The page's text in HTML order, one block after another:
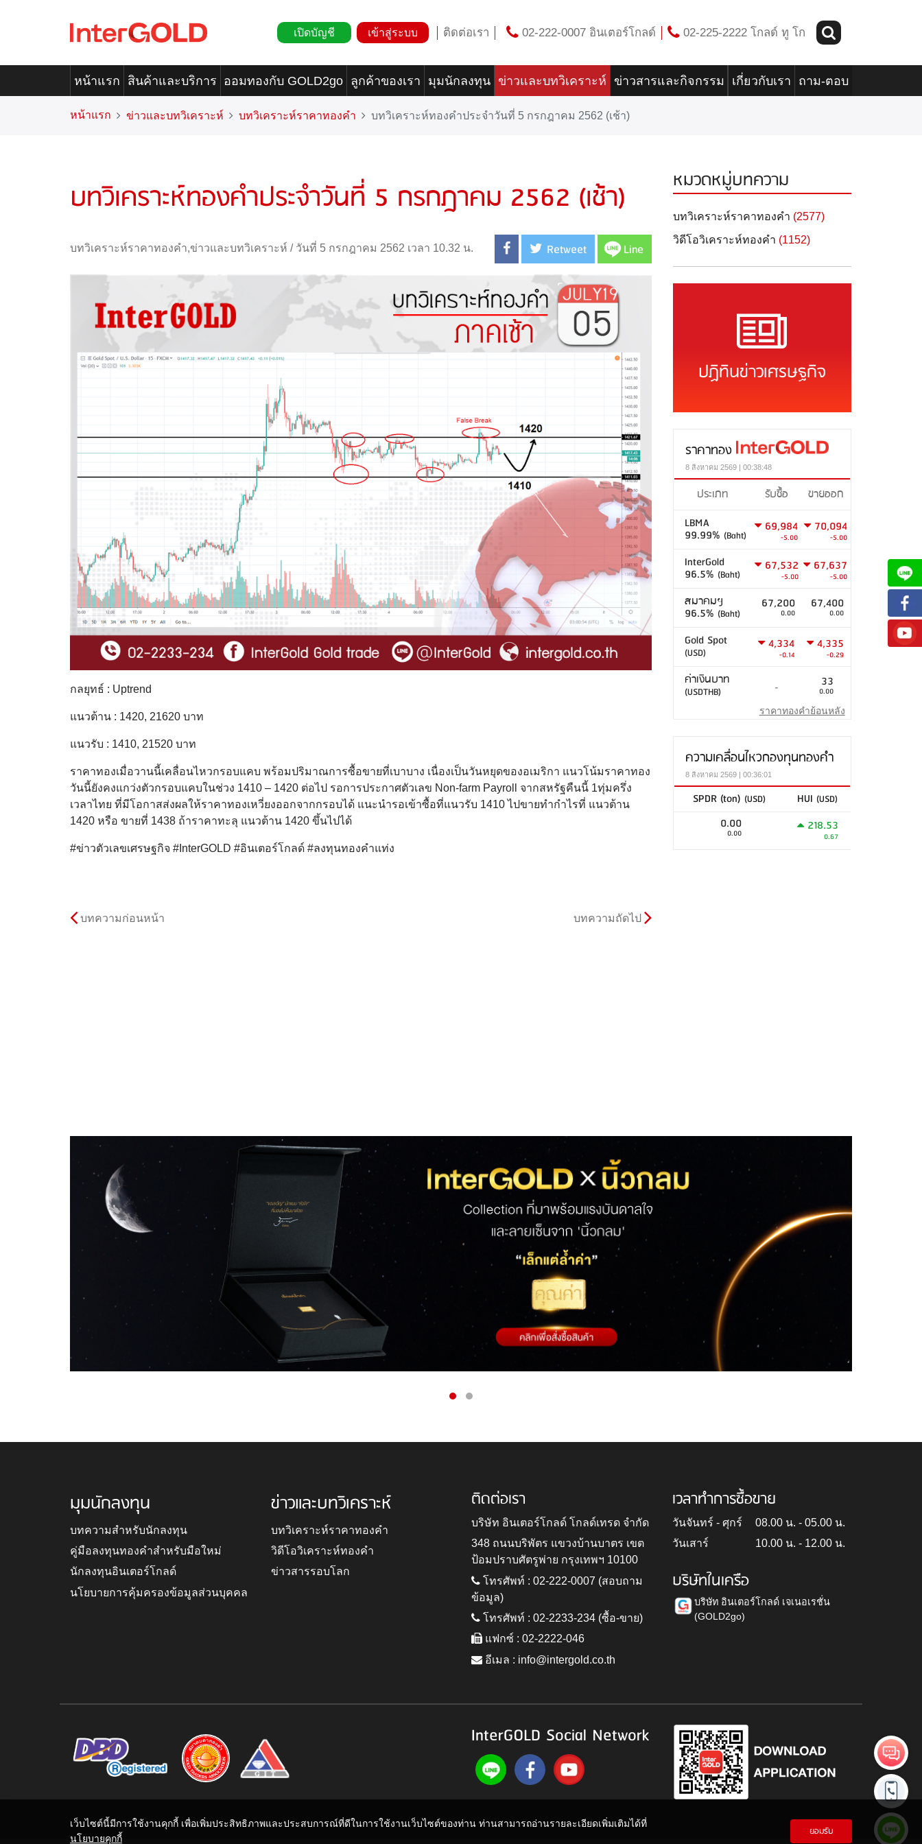
เปิดบัญชี เข้าสู่ระบบ ติดต่อเรา 02-222-0007 อินเตอร์โกลด์ 02-225-2222 โกลด์ ทู โก
หน้าแรก สินค้าและบริการ ออมทองกับ GOLD2go ลูกค้าของเรา มุมนักลงทุน ข่าวและบทวิเคราะห์ ข่าวสารและกิจกรรม เกี่ยวกับเรา ถาม-ตอบ
หน้าแรก ข่าวและบทวิเคราะห์ บทวิเคราะห์ราคาทองคำ บทวิเคราะห์ทองคำประจำวันที่ 5 กรกฎาคม 2562 (เช้า)
บทวิเคราะห์ทองคำประจำวันที่ 5 กรกฎาคม 2562 (เช้า)
บทวิเคราะห์ราคาทองคำ,ข่าวและบทวิเคราะห์ / วันที่ 5 กรกฎาคม 2562 เวลา 10.32 น. Retweet Line
กลยุทธ์ : Uptrend
แนวต้าน : 1420, 21620 บาท
แนวรับ : 1410, 21520 บาท
ราคาทองเมื่อวานนี้เคลื่อนไหวกรอบแคบ พร้อมปริมาณการซื้อขายที่เบาบาง เนื่องเป็นวันหยุดของอเมริกา แนวโน้มราคาทอง
วันนี้ยังคงแกว่งตัวกรอบแคบในช่วง 1410 – 1420 ต่อไป รอการประกาศตัวเลข Non-farm Payroll จากสหรัฐคืนนี้ 1ทุ่มครึ่ง
เวลาไทย ที่มีโอกาสส่งผลให้ราคาทองเหวี่ยงออกจากกรอบได้ แนะนำรอเข้าซื้อที่แนวรับ 1410 ไปขายทำกำไรที่ แนวต้าน
1420 หรือ ขายที่ 1438 ถ้าราคาทะลุ แนวต้าน 1420 ขึ้นไปได้
#ข่าวตัวเลขเศรษฐกิจ #InterGOLD #อินเตอร์โกลด์ #ลงทุนทองคำแท่ง
บทความก่อนหน้า บทความถัดไป
หมวดหมู่บทความ
บทวิเคราะห์ราคาทองคำ (2577)
วิดีโอวิเคราะห์ทองคำ (1152)
ปฏิทินข่าวเศรษฐกิจ
ราคาทอง
8 สิงหาคม 2569 | 00:38:48
ประเภท รับซื้อ
ขายออก
LBMA
99.99% (Baht)
69,984
-5.00
70,094
-5.00
InterGold
96.5% (Baht)
67,532
-5.00
67,637
-5.00
สมาคมฯ
96.5% (Baht)
67,200
0.00
67,400
0.00
Gold Spot
(USD)
4,334
-0.14
4,335
-0.29
ค่าเงินบาท
(USDTHB) - 33
0.00
ราคาทองคำย้อนหลัง
ความเคลื่อนไหวกองทุนทองคำ
8 สิงหาคม 2569 | 00:36:01
SPDR (ton) (USD) HUI (USD)
0.00
0.00 218.53
0.67
มุมนักลงทุน
บทความสำหรับนักลงทุน
คู่มือลงทุนทองคำสำหรับมือใหม่
นักลงทุนอินเตอร์โกลด์
นโยบายการคุ้มครองข้อมูลส่วนบุคคล
ข่าวและบทวิเคราะห์
บทวิเคราะห์ราคาทองคำ
วิดีโอวิเคราะห์ทองคำ
ข่าวสารรอบโลก
ติดต่อเรา
บริษัท อินเตอร์โกลด์ โกลด์เทรด จำกัด
348 ถนนบริพัตร แขวงบ้านบาตร เขต
ป้อมปราบศัตรูพ่าย กรุงเทพฯ 10100
โทรศัพท์ : 02-222-0007 (สอบถาม
ข้อมูล)
โทรศัพท์ : 02-2233-234 (ซื้อ-ขาย)
แฟกซ์ : 02-2222-046
อีเมล : info@intergold.co.th
เวลาทำการซื้อขาย
วันจันทร์ - ศุกร์
08.00 น. - 05.00 น.
วันเสาร์
10.00 น. - 12.00 น.
บริษัทในเครือ
บริษัท อินเตอร์โกลด์ เจเนอเรชั่น
(GOLD2go)
InterGOLD Social Network
เว็บไซต์นี้มีการใช้งานคุกกี้ เพื่อเพิ่มประสิทธิภาพและประสบการณ์ที่ดีในการใช้งานเว็บไซต์ของท่าน ท่านสามารถอ่านรายละเอียดเพิ่มเติมได้ที่
นโยบายคุกกี้
ยอมรับ